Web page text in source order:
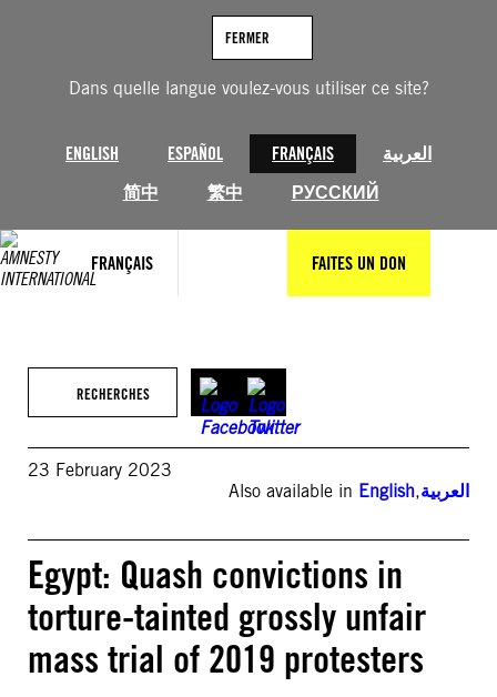
Dans quelle langue voulez-vous utiliser ce site?
ENGLISH ESPAÑOL FRANÇAIS
العربية
简中
繁中 РУССКИЙ
FERMER
FRANÇAIS FAITES UN DON
RECHERCHES
23 February 2023
Also available in English,العربية
Egypt: Quash convictions in
torture-tainted grossly unfair
mass trial of 2019 protesters